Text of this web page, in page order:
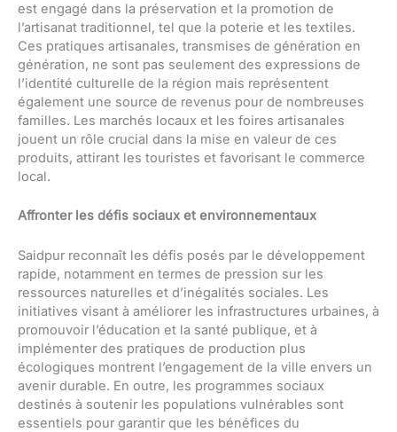
est engagé dans la préservation et la promotion de
l’artisanat traditionnel, tel que la poterie et les textiles.
Ces pratiques artisanales, transmises de génération en
génération, ne sont pas seulement des expressions de
l’identité culturelle de la région mais représentent
également une source de revenus pour de nombreuses
familles. Les marchés locaux et les foires artisanales
jouent un rôle crucial dans la mise en valeur de ces
produits, attirant les touristes et favorisant le commerce
local.
Affronter les défis sociaux et environnementaux
Saidpur reconnaît les défis posés par le développement
rapide, notamment en termes de pression sur les
ressources naturelles et d’inégalités sociales. Les
initiatives visant à améliorer les infrastructures urbaines, à
promouvoir l’éducation et la santé publique, et à
implémenter des pratiques de production plus
écologiques montrent l’engagement de la ville envers un
avenir durable. En outre, les programmes sociaux
destinés à soutenir les populations vulnérables sont
essentiels pour garantir que les bénéfices du